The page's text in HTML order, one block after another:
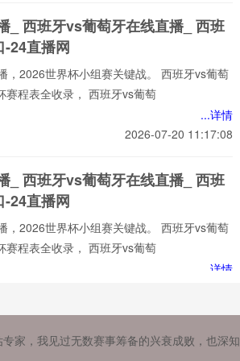
_ 西班牙vs葡萄牙在线直播_ 西班
24直播网
，2026世界杯小组赛关键战。 西班牙vs葡萄
赛程表全收录， 西班牙vs葡萄
...详情
2026-07-20 11:17:08
_ 西班牙vs葡萄牙在线直播_ 西班
24直播网
，2026世界杯小组赛关键战。 西班牙vs葡萄
赛程表全收录， 西班牙vs葡萄
...详情
_ 西班牙vs葡萄牙在线直播_ 西班
家，我见过无数赛事筹备的兴衰成败，也深